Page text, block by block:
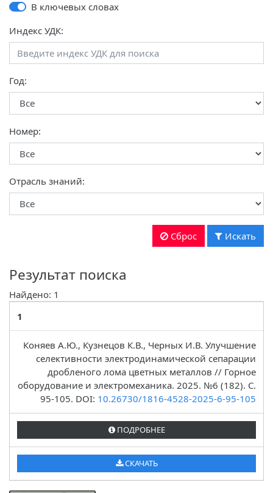
В ключевых словах
Индекс УДК:
Год:
Номер:
Отрасль знаний:
Сброс Искать
Результат поиска
Найдено: 1
1
Коняев А.Ю., Кузнецов К.В., Черных И.В. Улучшение
селективности электродинамической сепарации
дробленого лома цветных металлов // Горное
оборудование и электромеханика. 2025. №6 (182). C.
95-105. DOI: 10.26730/1816-4528-2025-6-95-105
ПОДРОБНЕЕ
СКАЧАТЬ